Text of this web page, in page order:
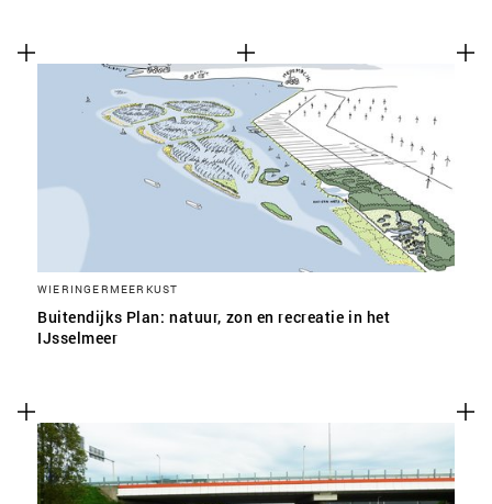
WIERINGERMEERKUST
Buitendijks Plan: natuur, zon en recreatie in het
IJsselmeer